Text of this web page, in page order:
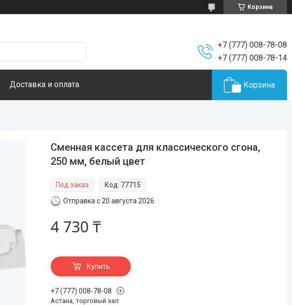
Корзина
+7 (777) 008-78-08
+7 (777) 008-78-14
Доставка и оплата Корзина
Сменная кассета для классического сгона,
250 мм, белый цвет
Под заказ Код: 77715
Отправка с 20 августа 2026
4 730 ₸
Купить
+7 (777) 008-78-08
Астана, торговый зал